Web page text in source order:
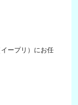
ープリ）にお任